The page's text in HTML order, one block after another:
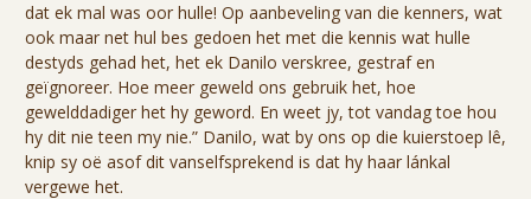
dat ek mal was oor hulle! Op aanbeveling van die kenners, wat
ook maar net hul bes gedoen het met die kennis wat hulle
destyds gehad het, het ek Danilo verskree, gestraf en
geïgnoreer. Hoe meer geweld ons gebruik het, hoe
gewelddadiger het hy geword. En weet jy, tot vandag toe hou
hy dit nie teen my nie.” Danilo, wat by ons op die kuierstoep lê,
knip sy oë asof dit vanselfsprekend is dat hy haar lánkal
vergewe het.